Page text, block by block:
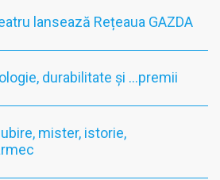
lansează Rețeaua GAZDA
durabilitate și …premii
mister, istorie,